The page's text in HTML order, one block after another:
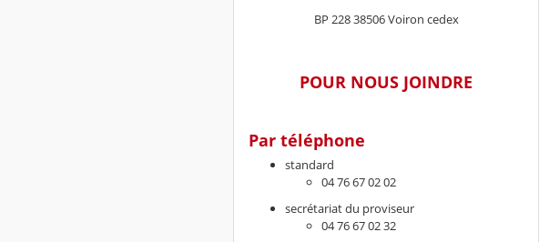
BP 228 38506 Voiron cedex
POUR NOUS JOINDRE
Par téléphone
standard
04 76 67 02 02
secrétariat du proviseur
04 76 67 02 32